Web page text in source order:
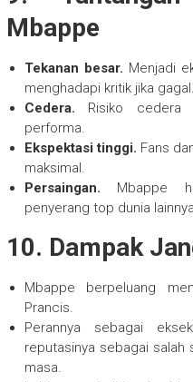
Mbappe
Tekanan besar. Menjadi
menghadapi kritik jika gagal.
Cedera. Risiko cedera
performa.
Ekspektasi tinggi. Fans
maksimal.
Persaingan. Mbappe
penyerang top dunia
10. Dampak
Mbappe berpeluang
Prancis.
Perannya sebagai
reputasinya sebagai salah
masa.